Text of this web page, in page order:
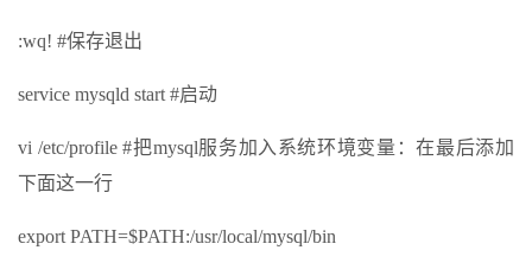
:wq! #保存退出
service mysqld start #启动
vi /etc/profile #把mysql服务加入系统环境变量：在最后添加
下面这一行
export PATH=$PATH:/usr/local/mysql/bin